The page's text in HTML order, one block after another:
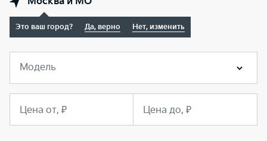
Это ваш город? Да, верно Нет, изменить
Модель
Цена от, ₽ Цена до, ₽